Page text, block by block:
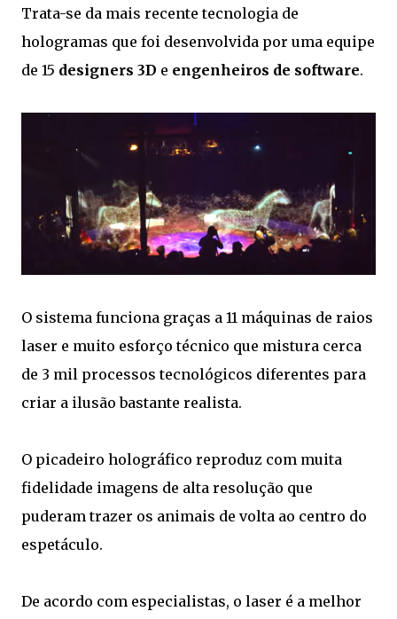
Trata-se da mais recente tecnologia de
hologramas que foi desenvolvida por uma equipe
de 15 designers 3D e engenheiros de software.
O sistema funciona graças a 11 máquinas de raios
laser e muito esforço técnico que mistura cerca
de 3 mil processos tecnológicos diferentes para
criar a ilusão bastante realista.
O picadeiro holográfico reproduz com muita
fidelidade imagens de alta resolução que
puderam trazer os animais de volta ao centro do
espetáculo.
De acordo com especialistas, o laser é a melhor